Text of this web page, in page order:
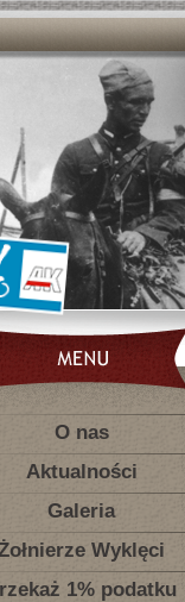
O nas
Aktualności
Galeria
Wyklęci
1% podatku